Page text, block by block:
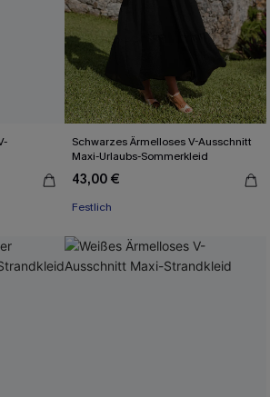
Schwarzes Ärmelloses V-Ausschnitt
Maxi-Urlaubs-Sommerkleid
43,00 €
Festlich